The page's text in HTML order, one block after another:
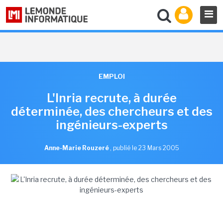
EMPLOI
L'Inria recrute, à durée
déterminée, des chercheurs et des
ingénieurs-experts
Anne-Marie Rouzeré , publié le 23 Mars 2005